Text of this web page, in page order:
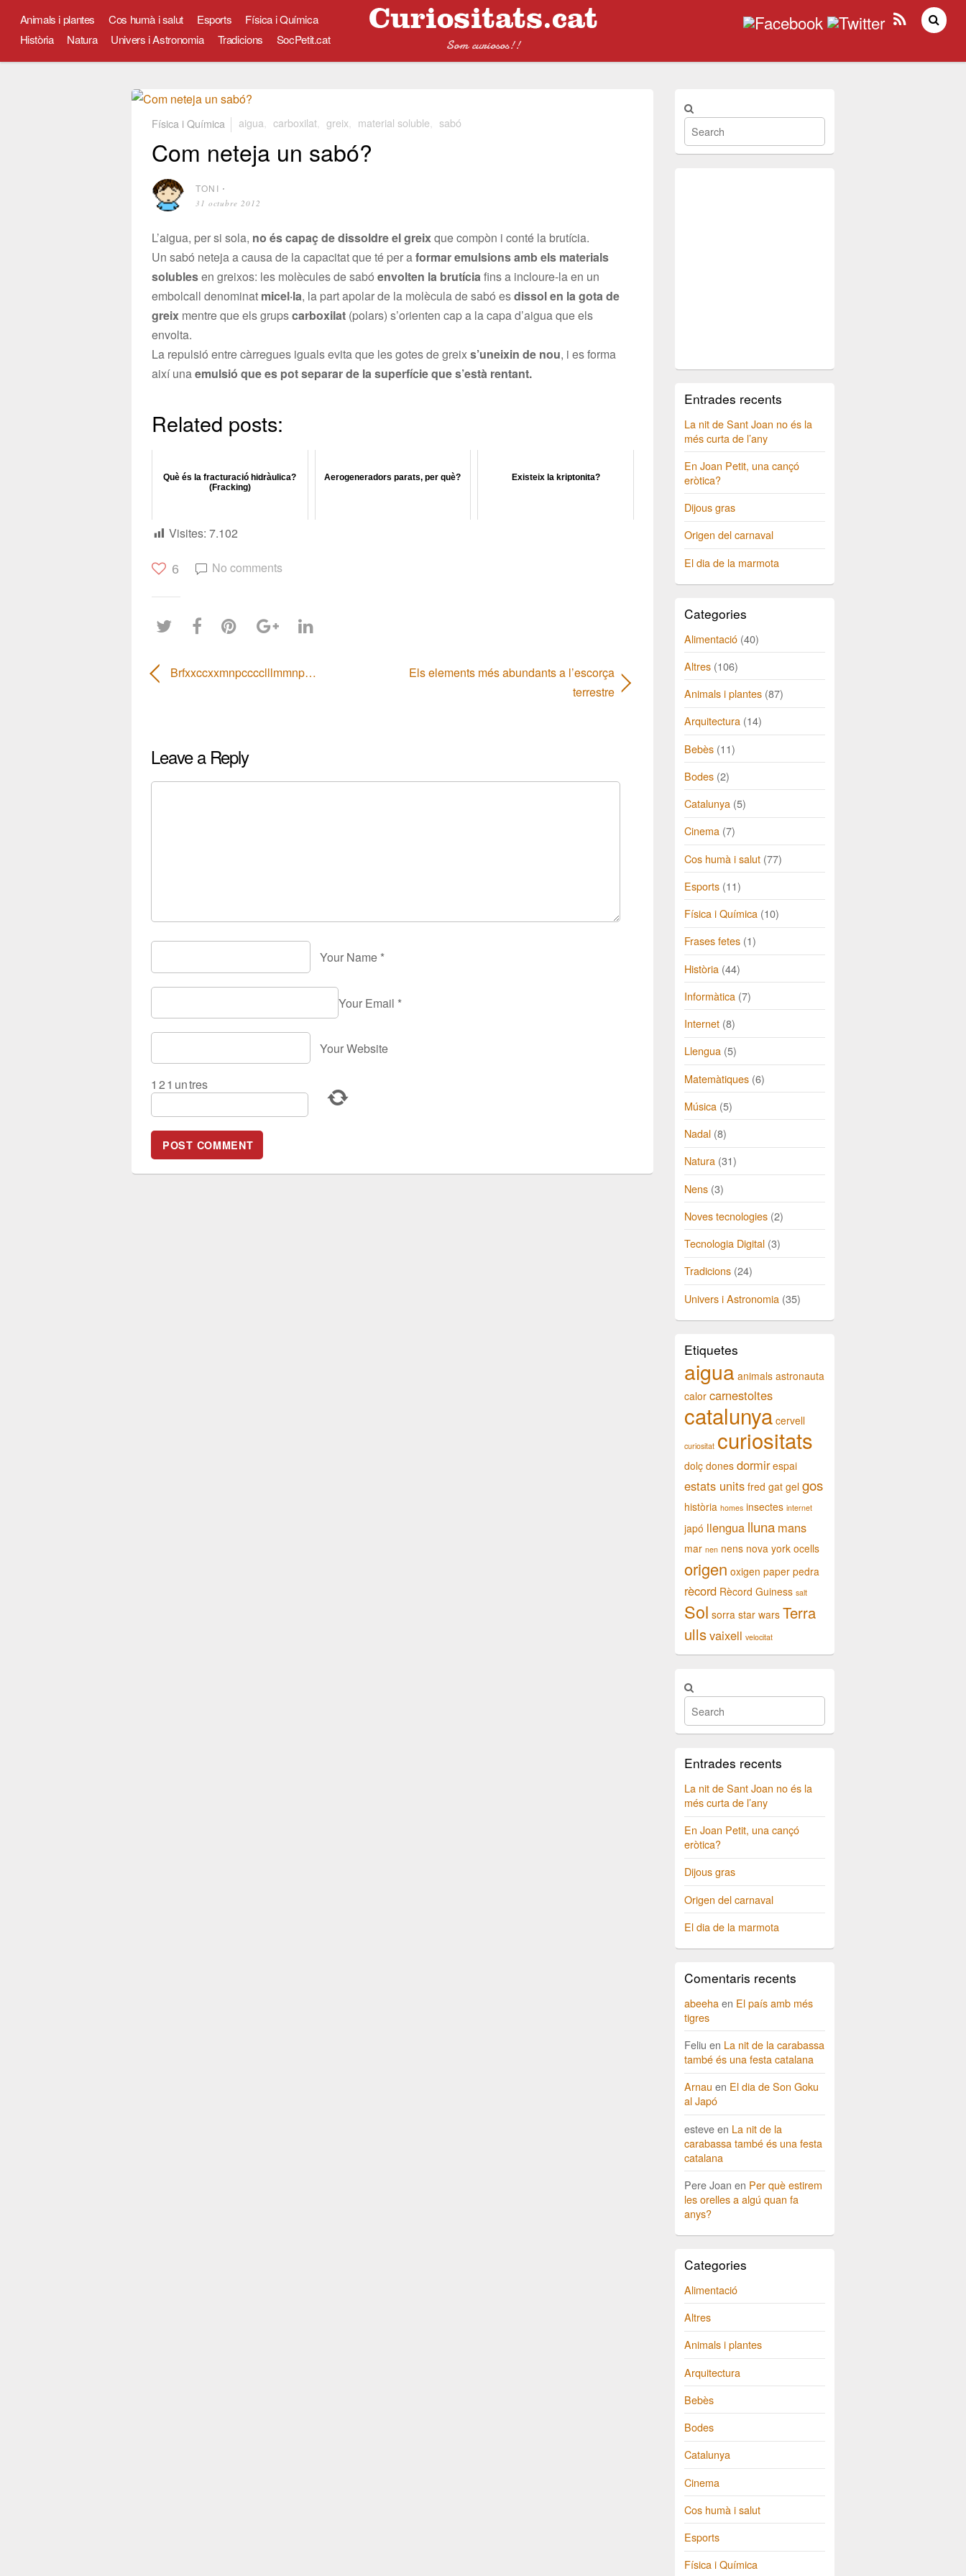
Som curiosos!!
Animals i plantes Cos humà i salut Esports
Física i Química
Història
Natura Univers i Astronomia Tradicions SocPetit.cat
Física i Química aigua carboxilat, greix material soluble sabó
Com neteja un sabó?
TONI ⋅
31 octubre 2012
L’aigua, per si sola, no és capaç de dissoldre el greixque compòn i conté la brutícia.
Un sabó neteja a causa de la capacitat que té per aformar emulsions amb els materials
solublesen greixos: les molècules de sabó envolten la brutíciafins a incloure-la en un
embolcall denominat micel·la, la part apolar de la molècula de sabó esdissol en la gota de
greix mentre que els grupscarboxilat (polars) s’orienten cap a la capa d’aigua que els
envolta.
La repulsió entre càrregues iguals evita que les gotes de greixs’uneixin de nou, i es forma
així unaemulsió que es potseparar de la superfícieque s’està rentant.
Related posts:
Què és la fracturació hidràulica?
(Fracking)
Aerogeneradors parats, per què? Existeix la kriptonita?
Visites: 7.102
6 No comments
Brfxxccxxmnpcccclllmmnp…
Els elements més abundants a l’escorça
terrestre
Leave a Reply
Your Name *
Your Email *
Your Website
1 21 untres
Entrades recents
La nit de Sant Joan no és la
més curta de l’any
En Joan Petit, una cançó
eròtica?
Dijous gras
Origen del carnaval
El dia de la marmota
Categories
Alimentació(40)
Altres(106)
Animals i plantes(87)
Arquitectura(14)
Bebès(11)
Bodes(2)
Catalunya(5)
Cinema(7)
Cos humà i salut(77)
Esports(11)
Física i Química(10)
Frases fetes(1)
Història(44)
Informàtica(7)
Internet(8)
Llengua(5)
Matemàtiques(6)
Música(5)
Nadal(8)
Natura(31)
Nens(3)
Noves tecnologies(2)
Tecnologia Digital(3)
Tradicions(24)
Univers i Astronomia(35)
Etiquetes
aigua animals astronauta
calor carnestoltes
catalunya cervell
curiositat curiositats
dolç dones dormir espai
estats units fred gat gel gos
història homes insectes internet
japó llengua lluna mans
mar nen nens nova york ocells
origen oxigen paper pedra
rècord Rècord Guiness salt
Sol sorra star wars Terra
ullsvaixell velocitat
Entrades recents
La nit de Sant Joan no és la
més curta de l’any
En Joan Petit, una cançó
eròtica?
Dijous gras
Origen del carnaval
El dia de la marmota
Comentaris recents
abeehaen El país amb més
tigres
Feliu en La nit de la carabassa
també és una festa catalana
Arnau en El dia de Son Goku
al Japó
esteveen La nit de la
carabassa també és una festa
catalana
Pere Joan en Per què estirem
les orelles a algú quan fa
anys?
Categories
Alimentació
Altres
Animals i plantes
Arquitectura
Bebès
Bodes
Catalunya
Cinema
Cos humà i salut
Esports
Física i Química